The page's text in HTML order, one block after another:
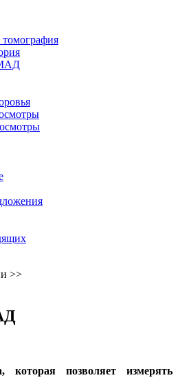
>>
которая позволяет измерять